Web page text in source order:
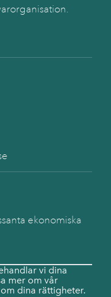
ekonomiska
vi dina
mer om vår
dina rättigheter.